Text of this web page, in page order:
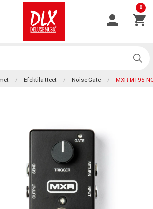
0
Efektilaitteet Noise Gate MXR M195